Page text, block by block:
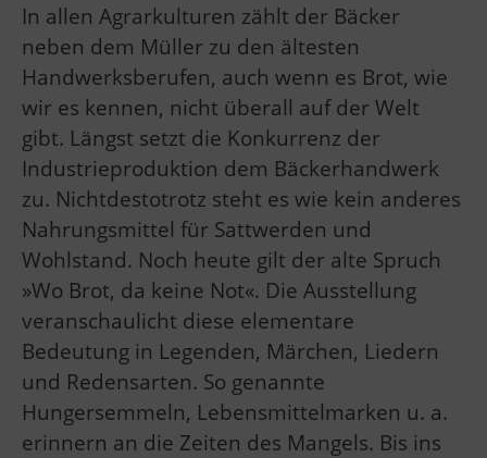
In allen Agrarkulturen zählt der Bäcker
neben dem Müller zu den ältesten
Handwerksberufen, auch wenn es Brot, wie
wir es kennen, nicht überall auf der Welt
gibt. Längst setzt die Konkurrenz der
Industrieproduktion dem Bäckerhandwerk
zu. Nichtdestotrotz steht es wie kein anderes
Nahrungsmittel für Sattwerden und
Wohlstand. Noch heute gilt der alte Spruch
»Wo Brot, da keine Not«. Die Ausstellung
veranschaulicht diese elementare
Bedeutung in Legenden, Märchen, Liedern
und Redensarten. So genannte
Hungersemmeln, Lebensmittelmarken u. a.
erinnern an die Zeiten des Mangels. Bis ins